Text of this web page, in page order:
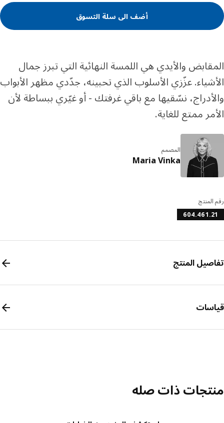
أضف الى سلة التسوق
والأيدي هي اللمسة النهائية التي تبرز جمال
عزّزي الأسلوب الذي تحبينه، جدّدي مظهر الأبواب
نسّقيها مع باقي غرفتك - أو غيّري ببساطة لأن
ممتع للغاية.
المصمم
Maria Vinka
المنتج
ذات صله